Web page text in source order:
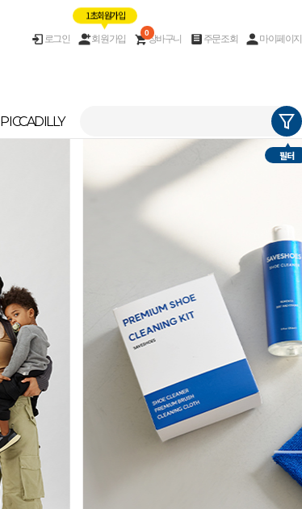
로그인 회원가입
1초 회원가입
장바구니
0
주문조회 마이페이지
PICCADILLY
필터